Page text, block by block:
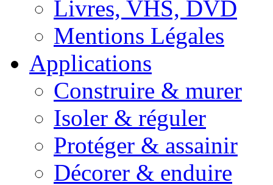
Livres, VHS, DVD
Mentions Légales
Applications
Construire & murer
Isoler & réguler
Protéger & assainir
Décorer & enduire